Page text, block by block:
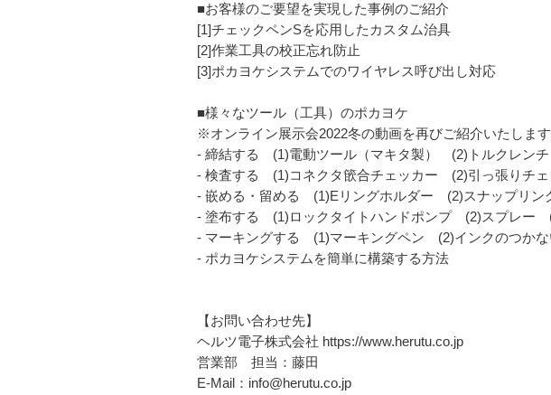
■お客様のご要望を実現した事例のご紹介
[1]チェックペンSを応用したカスタム治具
[2]作業工具の校正忘れ防止
[3]ポカヨケシステムでのワイヤレス呼び出し対応
■様々なツール（工具）のポカヨケ
※オンライン展示会2022冬の動画を再びご紹介いたします
- 締結する (1)電動ツール（マキタ製） (2)トルクレン
- 検査する (1)コネクタ篏合チェッカー (2)引っ張りチ
- 嵌める・留める (1)Eリングホルダー (2)スナップリン
- 塗布する (1)ロックタイトハンドポンプ (2)スプレー
- マーキングする (1)マーキングペン (2)インクのつか
- ポカヨケシステムを簡単に構築する方法
【お問い合わせ先】
ヘルツ電子株式会社 https://www.herutu.co.jp
営業部 担当：藤田
E-Mail：info@herutu.co.jp